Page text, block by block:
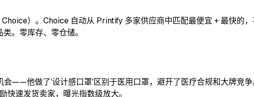
）。Choice 自动从 Printify 多家供应商中匹配最便宜 + 最快的
。零库存、零仓储。
——他做了'设计感口罩'区别于医用口罩，避开了医疗合规和大牌竞
快速发货卖家，曝光指数级放大。